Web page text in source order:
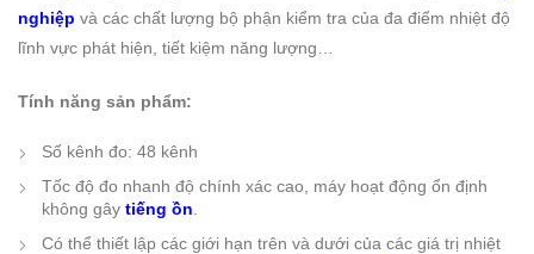
nghiệp và các chất lượng bộ phận kiểm tra của đa điểm nhiệt độ
lĩnh vực phát hiện, tiết kiệm năng lượng…
Tính năng sản phẩm:
Số kênh đo: 48 kênh
Tốc độ đo nhanh độ chính xác cao, máy hoạt động ổn định
không gây tiếng ồn
Có thể thiết lập các giới hạn trên và dưới của các giá trị nhiệt